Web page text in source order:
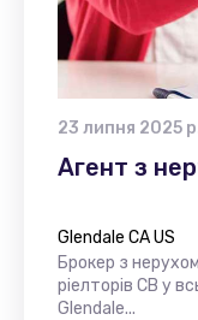
23 липня 2025
Агент з
Glendale CA US
Брокер з
ріелторів CB у
Glendale...